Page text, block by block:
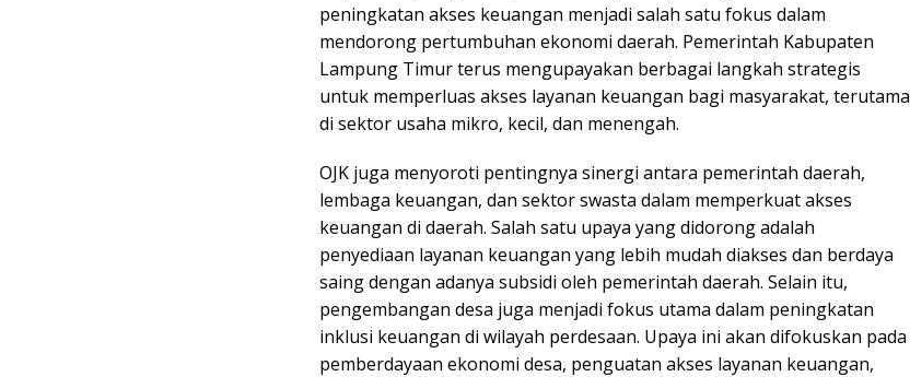
peningkatan akses keuangan menjadi salah satu fokus dalam
mendorong pertumbuhan ekonomi daerah. Pemerintah Kabupaten
Lampung Timur terus mengupayakan berbagai langkah strategis
untuk memperluas akses layanan keuangan bagi masyarakat, terutama
di sektor usaha mikro, kecil, dan menengah.
OJK juga menyoroti pentingnya sinergi antara pemerintah daerah,
lembaga keuangan, dan sektor swasta dalam memperkuat akses
keuangan di daerah. Salah satu upaya yang didorong adalah
penyediaan layanan keuangan yang lebih mudah diakses dan berdaya
saing dengan adanya subsidi oleh pemerintah daerah. Selain itu,
pengembangan desa juga menjadi fokus utama dalam peningkatan
inklusi keuangan di wilayah perdesaan. Upaya ini akan difokuskan pada
pemberdayaan ekonomi desa, penguatan akses layanan keuangan,